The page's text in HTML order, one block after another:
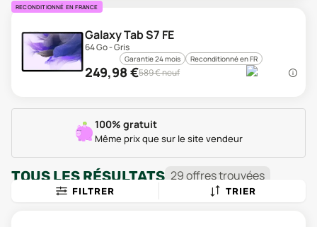
RECONDITIONNÉ EN FRANCE
Galaxy Tab S7 FE
64 Go - Gris
Garantie 24 mois Reconditionné en FR
249,98 €589€ neuf
100% gratuit
Même prix que sur le site vendeur
TOUS LES RÉSULTATS 29offrestrouvées
FILTRER TRIER